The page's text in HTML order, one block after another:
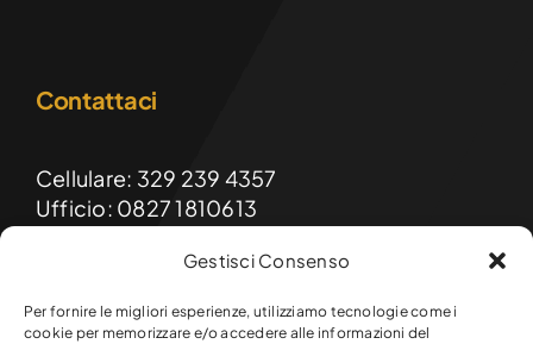
Gestisci Consenso
Per fornire le migliori esperienze, utilizziamo tecnologie come i
cookie per memorizzare e/o accedere alle informazioni del
Contattaci
Cellulare: 329 239 4357
Ufficio: 0827 1810613
Email: formainnovasrls@gmail.com